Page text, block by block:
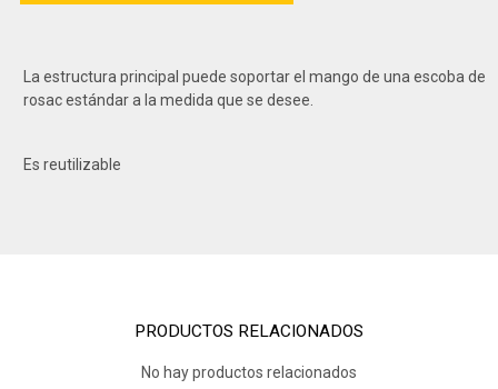
La estructura principal puede soportar el mango de una escoba de
rosac estándar a la medida que se desee.
Es reutilizable
PRODUCTOS RELACIONADOS
No hay productos relacionados